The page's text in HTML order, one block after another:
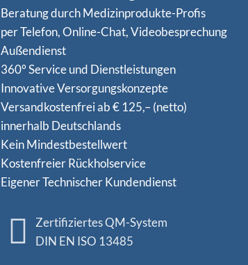
Beratung durch Medizinprodukte-Profis
per Telefon, Online-Chat, Videobesprechung
Außendienst
360° Service und Dienstleistungen
Innovative Versorgungskonzepte
Versandkostenfrei ab € 125,– (netto)
innerhalb Deutschlands
Kein Mindestbestellwert
Kostenfreier Rückholservice
Eigener Technischer Kundendienst
Zertifiziertes QM-System
DIN EN ISO 13485